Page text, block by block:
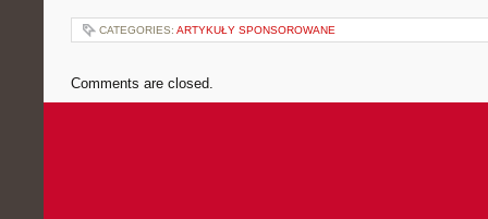
CATEGORIES: ARTYKUŁY SPONSOROWANE
Comments are closed.